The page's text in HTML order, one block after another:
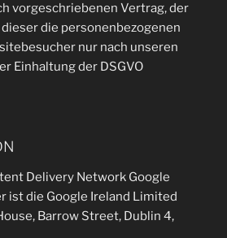
vorgeschriebenen Vertrag, der
die personenbezogenen
nur nach unseren
Einhaltung der DSGVO
Delivery Network Google
ist die Google Ireland Limited
Barrow Street, Dublin 4,